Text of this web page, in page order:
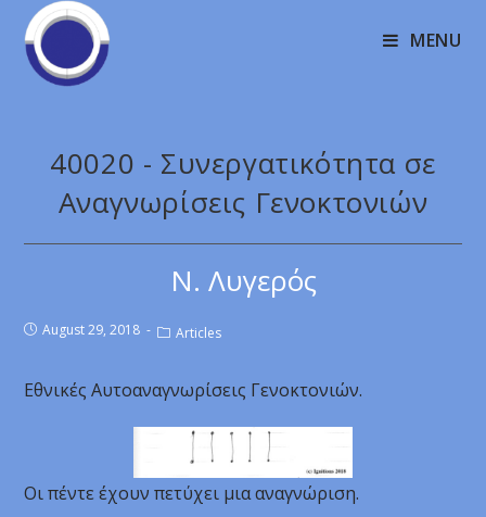
MENU
40020 - Συνεργατικότητα σε
Αναγνωρίσεις Γενοκτονιών
Ν. Λυγερός
August 29, 2018 Articles
Εθνικές Αυτοαναγνωρίσεις Γενοκτονιών.
Οι πέντε έχουν πετύχει μια αναγνώριση.